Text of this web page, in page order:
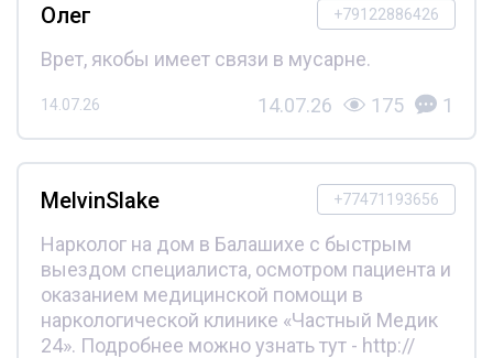
+79122886426
Олег
Врет, якобы имеет связи в мусарне.
14.07.26 14.07.26 175 1
+77471193656
MelvinSlake
Нарколог на дом в Балашихе с быстрым
выездом специалиста, осмотром пациента и
оказанием медицинской помощи в
наркологической клинике «Частный Медик
24». Подробнее можно узнать тут - http://